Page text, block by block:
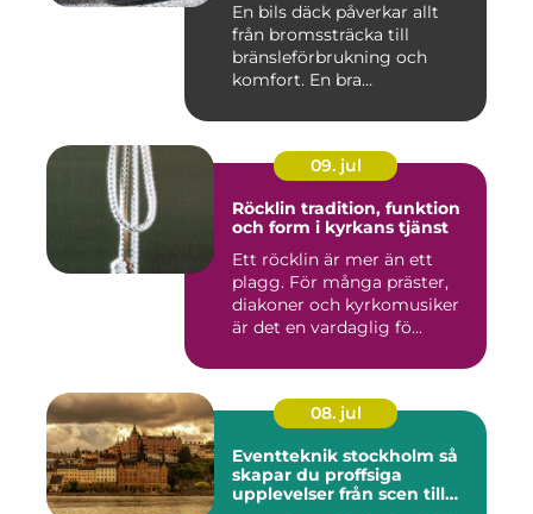
En bils däck påverkar allt
från bromssträcka till
bränsleförbrukning och
komfort. En bra
09. jul
Röcklin tradition, funktion
och form i kyrkans tjänst
Ett röcklin är mer än ett
plagg. För många präster,
diakoner och kyrkomusiker
är det en vardaglig fö...
08. jul
Eventteknik stockholm så
skapar du proffsiga
upplevelser från scen till